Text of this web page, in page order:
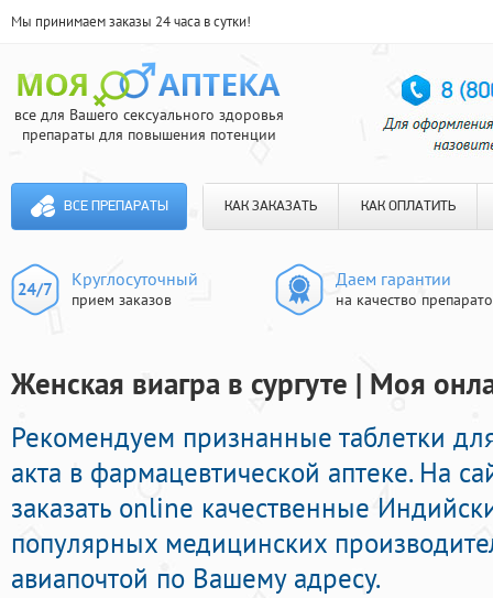
Мы принимаем заказы 24 часа в сутки!
все для Вашего сексуального здоровья
препараты для повышения потенции
ВСЕ ПРЕПАРАТЫ КАК ЗАКАЗАТЬ КАК ОПЛАТИТЬ
Круглосуточный
прием заказов
Даем гарантии
на качество
Женская виагра в сургуте | Моя
Рекомендуем признанные таблетки
акта в фармацевтической аптеке. На
заказать online качественные
популярных медицинских
авиапочтой по Вашему адресу.